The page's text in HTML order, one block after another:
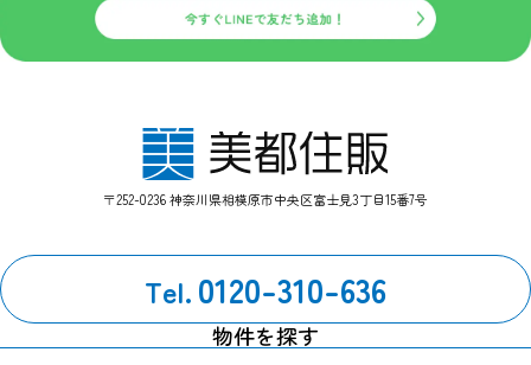
プライバシーポリシーの改定について
当サイトにおけるプライバシーポリシーの改定につきましては、個
なお改定については、当サイトにおいて掲載しお知らせするものと
させていただきます。
【お問い合わせ窓口】
2024年7月1日 改定
〒252-0236 神奈川県相模原市中央区富士見3丁目15番7号
Tel. 0120-310-636
物件を探す